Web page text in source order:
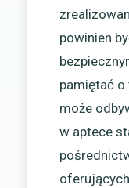
powinien
pamiętać o
może
w aptece